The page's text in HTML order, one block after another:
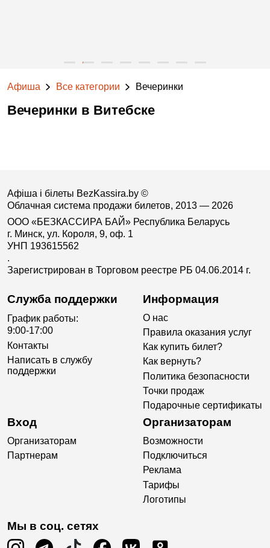
Афиша Все категории Вечеринки
Вечеринки в Витебске
Афіша і білеты BezKassira.by ©
Облачная система продажи билетов, 2013 — 2026
ООО «БЕЗКАССИРА БАЙ» Республика Беларусь
г. Минск, ул. Короля, 9, оф. 1
УНП 193615562
.
Зарегистрирован в Торговом реестре РБ 04.06.2014 г.
Служба поддержки
График работы:
9:00-17:00
Контакты
Написать в службу
поддержки
Информация
О нас
Правила оказания услуг
Как купить билет?
Как вернуть?
Политика безопасности
Точки продаж
Подарочные сертификаты
Вход
Организаторам
Партнерам
Организаторам
Возможности
Подключиться
Реклама
Тарифы
Логотипы
Мы в соц. сетях